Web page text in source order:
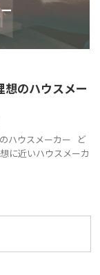
のハウスメー
ハウスメーカー ど
に近いハウスメーカ